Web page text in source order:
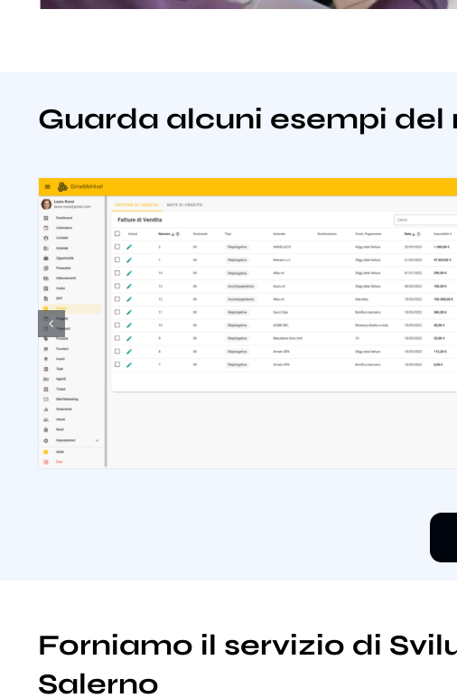
Guarda alcuni esempi del
Forniamo il servizio di
Salerno